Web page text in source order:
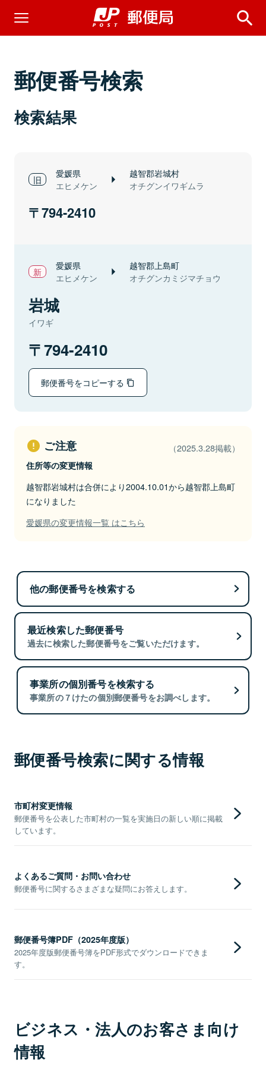
郵便番号検索
検索結果
愛媛県
エヒメケン
越智郡岩城村
オチグンイワギムラ
794-2410
愛媛県
エヒメケン
越智郡上島町
オチグンカミジマチョウ
岩城
イワギ
794-2410
郵便番号をコピーする
ご注意 （2025.3.28掲載）
住所等の変更情報
越智郡岩城村は合併により2004.10.01から越智郡上島町
になりました
愛媛県の変更情報一覧 はこちら
他の郵便番号を検索する
最近検索した郵便番号
過去に検索した郵便番号をご覧いただけます。
事業所の個別番号を検索する
事業所の７けたの個別郵便番号をお調べします。
郵便番号検索に関する情報
市町村変更情報
郵便番号を公表した市町村の一覧を実施日の新しい順に掲載
しています。
よくあるご質問・お問い合わせ
郵便番号に関するさまざまな疑問にお答えします。
郵便番号簿PDF（2025年度版）
2025年度版郵便番号簿をPDF形式でダウンロードできま
す。
ビジネス・法人のお客さま向け
情報